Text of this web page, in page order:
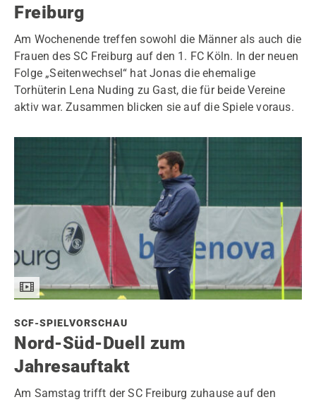
Freiburg
Am Wochenende treffen sowohl die Männer als auch die
Frauen des SC Freiburg auf den 1. FC Köln. In der neuen
Folge „Seitenwechsel“ hat Jonas die ehemalige
Torhüterin Lena Nuding zu Gast, die für beide Vereine
aktiv war. Zusammen blicken sie auf die Spiele voraus.
SCF-SPIELVORSCHAU
Nord-Süd-Duell zum
Jahresauftakt
Am Samstag trifft der SC Freiburg zuhause auf den